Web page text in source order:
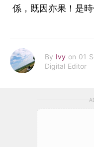
係，既因亦果！是
By Ivy on 01
Digital Editor